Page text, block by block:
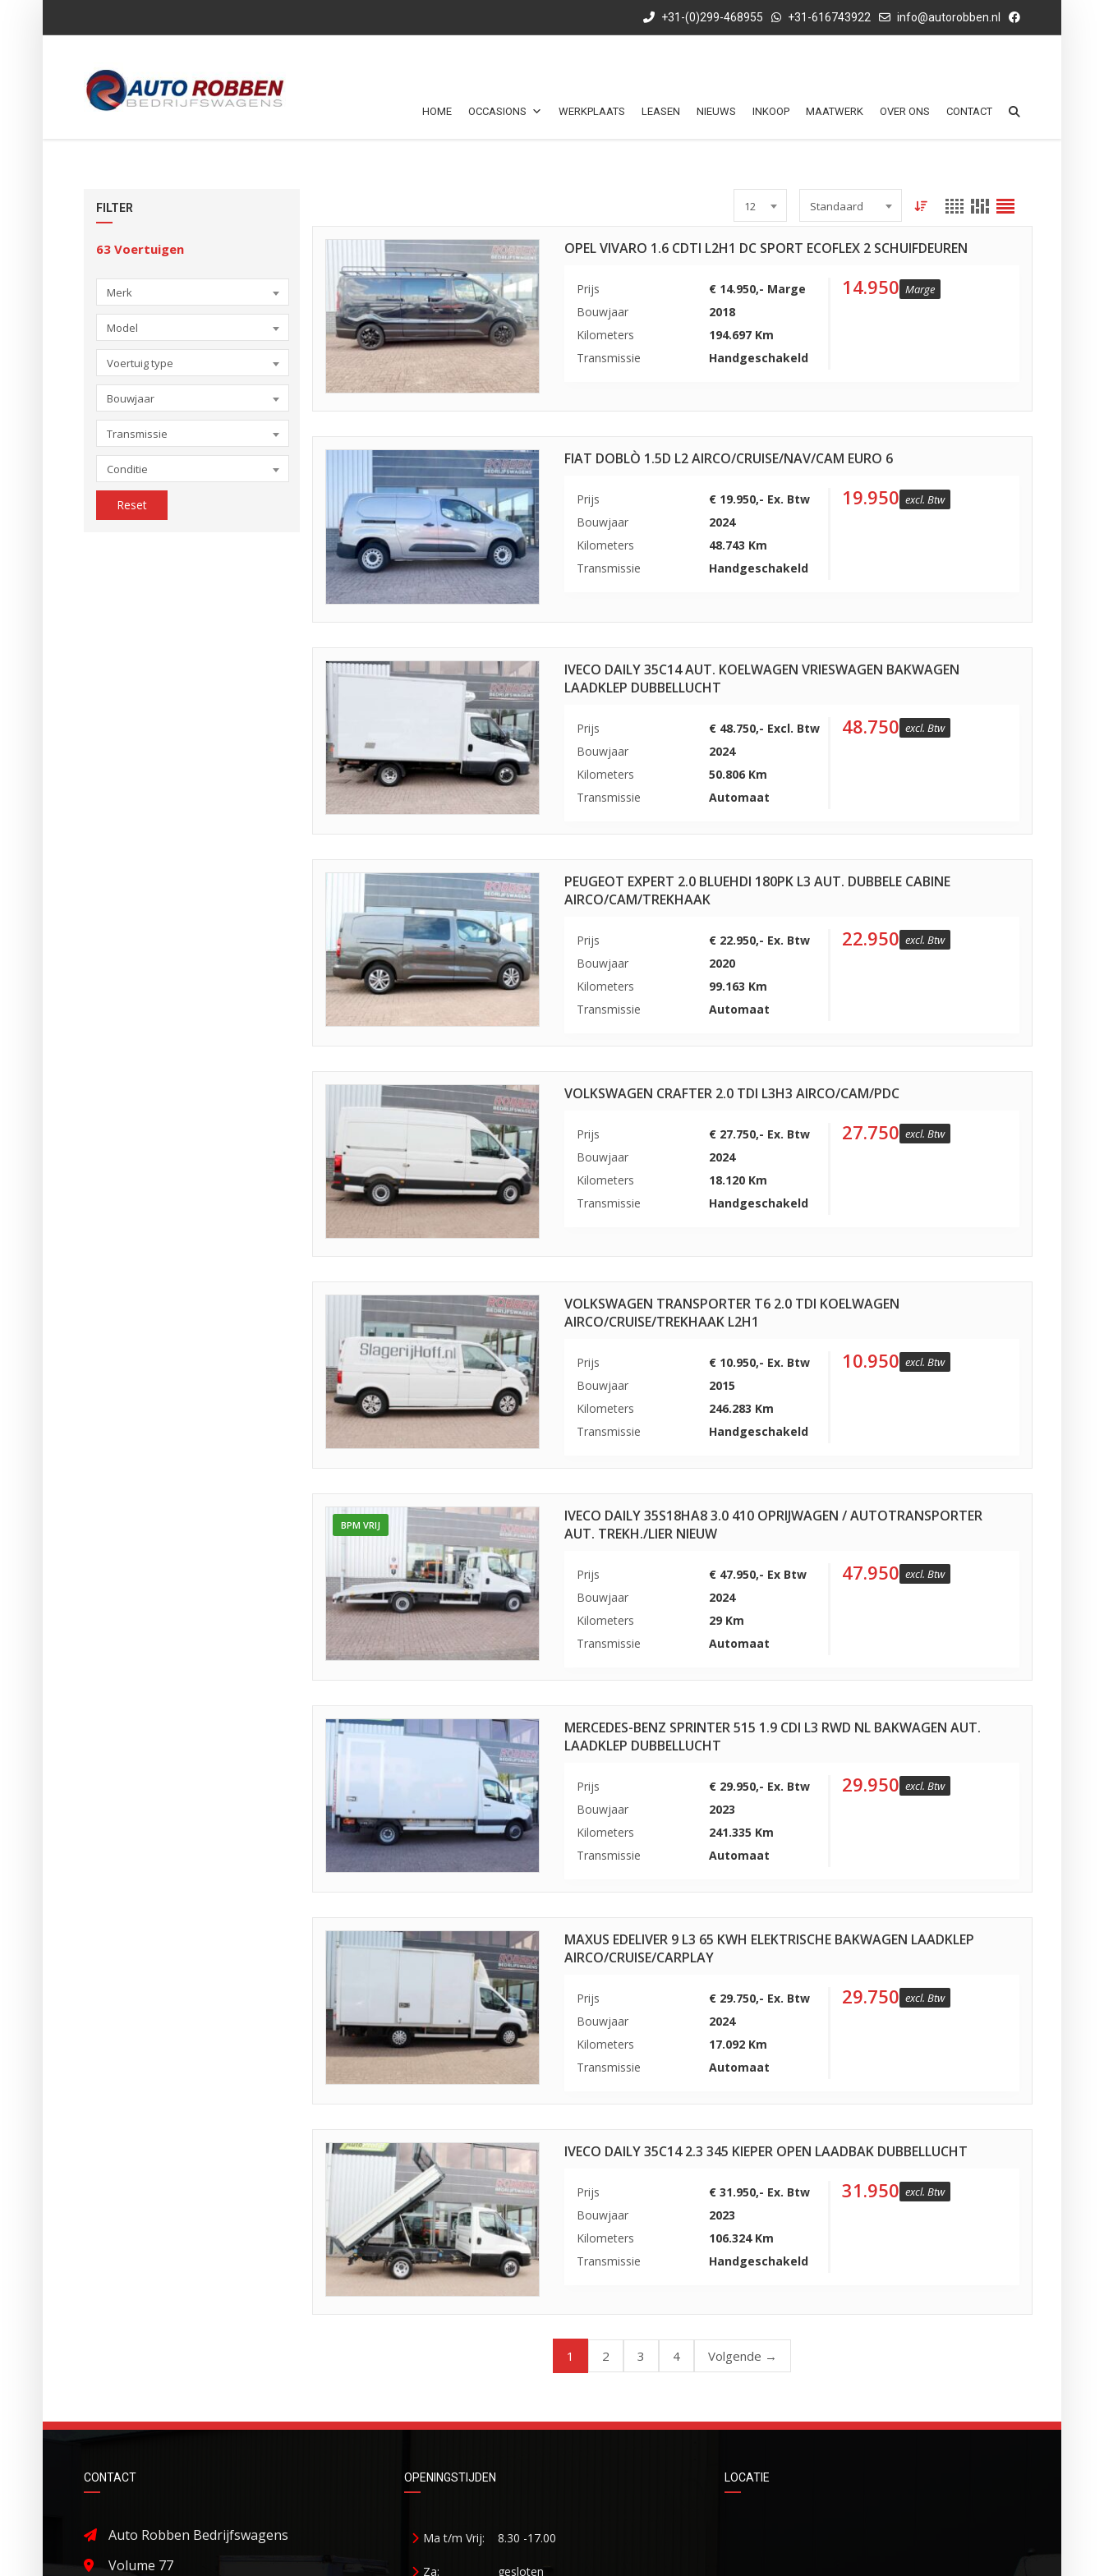
+31-(0)299-468955 +31-616743922 info@autorobben.nl
HOME OCCASIONS WERKPLAATS LEASEN NIEUWS INKOOP MAATWERK OVER ONS CONTACT
FILTER
63 Voertuigen
Merk
Model
Voertuig type
Bouwjaar
Transmissie
Conditie
Reset
12 Standaard
OPEL VIVARO 1.6 CDTI L2H1 DC SPORT ECOFLEX 2 SCHUIFDEUREN
Prijs
€ 14.950,- Marge
Bouwjaar
2018
Kilometers
194.697 Km
Transmissie
Handgeschakeld
14.950 Marge
FIAT DOBLÒ 1.5D L2 AIRCO/CRUISE/NAV/CAM EURO 6
Prijs
€ 19.950,- Ex. Btw
Bouwjaar
2024
Kilometers
48.743 Km
Transmissie
Handgeschakeld
19.950 excl. Btw
IVECO DAILY 35C14 AUT. KOELWAGEN VRIESWAGEN BAKWAGEN
LAADKLEP DUBBELLUCHT
Prijs
€ 48.750,- Excl. Btw
Bouwjaar
2024
Kilometers
50.806 Km
Transmissie
Automaat
48.750 excl. Btw
PEUGEOT EXPERT 2.0 BLUEHDI 180PK L3 AUT. DUBBELE CABINE
AIRCO/CAM/TREKHAAK
Prijs
€ 22.950,- Ex. Btw
Bouwjaar
2020
Kilometers
99.163 Km
Transmissie
Automaat
22.950 excl. Btw
VOLKSWAGEN CRAFTER 2.0 TDI L3H3 AIRCO/CAM/PDC
Prijs
€ 27.750,- Ex. Btw
Bouwjaar
2024
Kilometers
18.120 Km
Transmissie
Handgeschakeld
27.750 excl. Btw
VOLKSWAGEN TRANSPORTER T6 2.0 TDI KOELWAGEN
AIRCO/CRUISE/TREKHAAK L2H1
Prijs
€ 10.950,- Ex. Btw
Bouwjaar
2015
Kilometers
246.283 Km
Transmissie
Handgeschakeld
10.950 excl. Btw
BPM VRIJ
IVECO DAILY 35S18HA8 3.0 410 OPRIJWAGEN / AUTOTRANSPORTER
AUT. TREKH./LIER NIEUW
Prijs
€ 47.950,- Ex Btw
Bouwjaar
2024
Kilometers
29 Km
Transmissie
Automaat
47.950 excl. Btw
MERCEDES-BENZ SPRINTER 515 1.9 CDI L3 RWD NL BAKWAGEN AUT.
LAADKLEP DUBBELLUCHT
Prijs
€ 29.950,- Ex. Btw
Bouwjaar
2023
Kilometers
241.335 Km
Transmissie
Automaat
29.950 excl. Btw
MAXUS EDELIVER 9 L3 65 KWH ELEKTRISCHE BAKWAGEN LAADKLEP
AIRCO/CRUISE/CARPLAY
Prijs
€ 29.750,- Ex. Btw
Bouwjaar
2024
Kilometers
17.092 Km
Transmissie
Automaat
29.750 excl. Btw
IVECO DAILY 35C14 2.3 345 KIEPER OPEN LAADBAK DUBBELLUCHT
Prijs
€ 31.950,- Ex. Btw
Bouwjaar
2023
Kilometers
106.324 Km
Transmissie
Handgeschakeld
31.950 excl. Btw
1 2 3 4 Volgende →
CONTACT
Auto Robben Bedrijfswagens
Volume 77
OPENINGSTIJDEN
Ma t/m Vrij: 8.30 -17.00
Za: gesloten
LOCATIE